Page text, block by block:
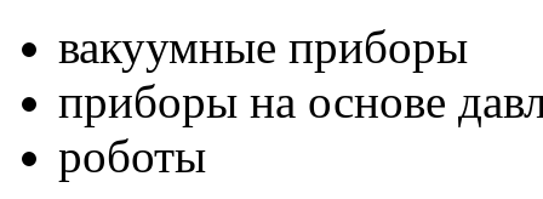
вакуумные приборы
приборы на основе
роботы